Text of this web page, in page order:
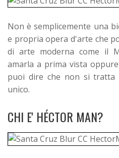
Non è semplicemente una
e propria opera d'arte che
di arte moderna come il
amarla a prima vista
puoi dire che non si tratta
unico.
CHI E' HÉCTOR MAN?